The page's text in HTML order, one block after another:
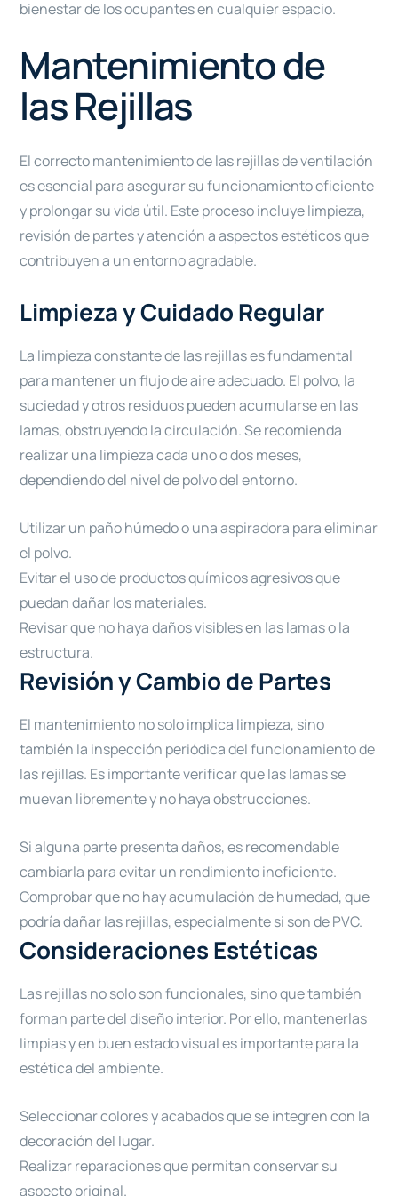
bienestar de los ocupantes en cualquier espacio.
Mantenimiento de
las Rejillas
El correcto mantenimiento de las rejillas de ventilación
es esencial para asegurar su funcionamiento eficiente
y prolongar su vida útil. Este proceso incluye limpieza,
revisión de partes y atención a aspectos estéticos que
contribuyen a un entorno agradable.
Limpieza y Cuidado Regular
La limpieza constante de las rejillas es fundamental
para mantener un flujo de aire adecuado. El polvo, la
suciedad y otros residuos pueden acumularse en las
lamas, obstruyendo la circulación. Se recomienda
realizar una limpieza cada uno o dos meses,
dependiendo del nivel de polvo del entorno.
Utilizar un paño húmedo o una aspiradora para eliminar
el polvo.
Evitar el uso de productos químicos agresivos que
puedan dañar los materiales.
Revisar que no haya daños visibles en las lamas o la
estructura.
Revisión y Cambio de Partes
El mantenimiento no solo implica limpieza, sino
también la inspección periódica del funcionamiento de
las rejillas. Es importante verificar que las lamas se
muevan libremente y no haya obstrucciones.
Si alguna parte presenta daños, es recomendable
cambiarla para evitar un rendimiento ineficiente.
Comprobar que no hay acumulación de humedad, que
podría dañar las rejillas, especialmente si son de PVC.
Consideraciones Estéticas
Las rejillas no solo son funcionales, sino que también
forman parte del diseño interior. Por ello, mantenerlas
limpias y en buen estado visual es importante para la
estética del ambiente.
Seleccionar colores y acabados que se integren con la
decoración del lugar.
Realizar reparaciones que permitan conservar su
aspecto original.